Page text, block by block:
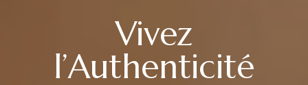
Vivez
l’Authenticité